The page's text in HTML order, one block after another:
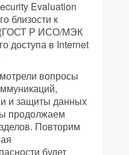
Evaluation
близости к
(ГОСТ Р ИСО/МЭК
доступа в Internet
вопросы
и защиты данных
продолжаем
Повторим
будет